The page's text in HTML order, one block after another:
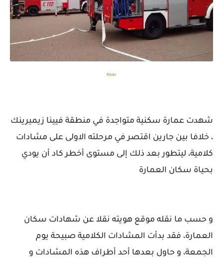
flickr
شهدت عمارة سكنية متواجدة في منطقة فيينا زيميرينك
، خلافا بين جارين اقتصر في مرحلته الاولى على مشادات
كلامية، ليتطور بعد ذلك إلى مستوى أخطر كاد أن يودي
بحياة سكان العمارة
و حسب ما نقله موقع هويته نقلا عن شهادات سكان
العمارة، فقد بدأت المشادات الكلامية صبيحة يوم
الجمعة، و حاول بعدها أحد أطراف هذه المشادات و